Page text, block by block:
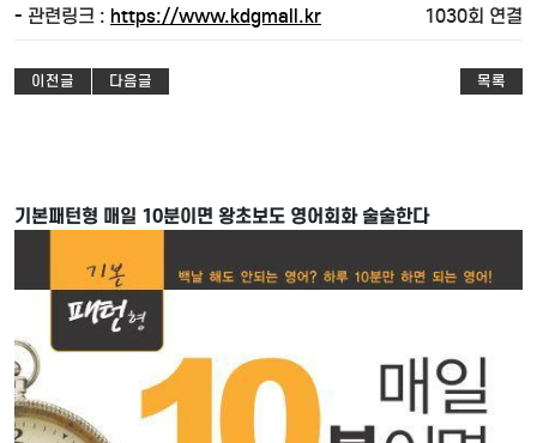
- 관련링크 : https://www.kdgmall.kr 1030회 연결
이전글 다음글 목록
기본패턴형 매일 10분이면 왕초보도 영어회화 술술한다